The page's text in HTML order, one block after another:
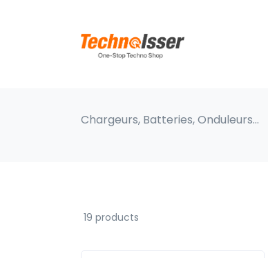
Chargeurs, Batteries, Onduleurs…
19 products